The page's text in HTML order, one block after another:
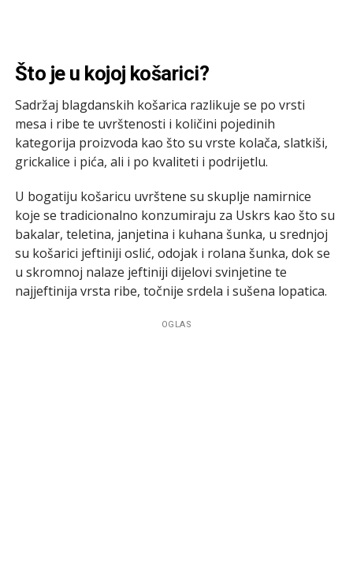
Što je u kojoj košarici?
Sadržaj blagdanskih košarica razlikuje se po vrsti
mesa i ribe te uvrštenosti i količini pojedinih
kategorija proizvoda kao što su vrste kolača, slatkiši,
grickalice i pića, ali i po kvaliteti i podrijetlu.
U bogatiju košaricu uvrštene su skuplje namirnice
koje se tradicionalno konzumiraju za Uskrs kao što su
bakalar, teletina, janjetina i kuhana šunka, u srednjoj
su košarici jeftiniji oslić, odojak i rolana šunka, dok se
u skromnoj nalaze jeftiniji dijelovi svinjetine te
najjeftinija vrsta ribe, točnije srdela i sušena lopatica.
OGLAS